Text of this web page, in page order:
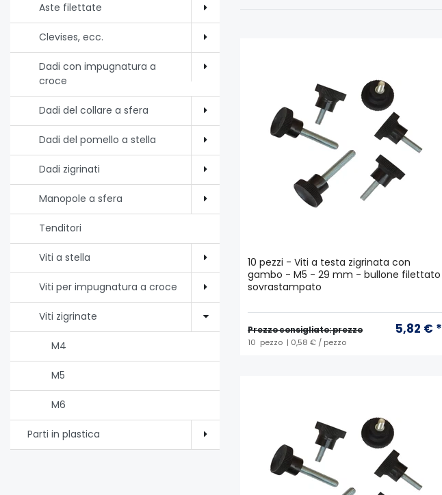
Aste filettate
Clevises, ecc.
Dadi con impugnatura a
croce
Dadi del collare a sfera
Dadi del pomello a stella
Dadi zigrinati
Manopole a sfera
Tenditori
Viti a stella
Viti per impugnatura a croce
Viti zigrinate
M4
M5
M6
Parti in plastica
10 pezzi - Viti a testa zigrinata con
gambo - M5 - 29 mm - bullone filettato
sovrastampato
Prezzo consigliato: prezzo 5,82 € *
10 pezzo | 0,58 € / pezzo